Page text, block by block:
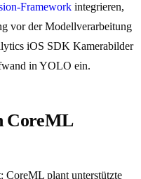
Framework integrieren,
vor der Modellverarbeitung
iOS SDK Kamerabilder
in YOLO ein.
CoreML
: CoreML plant unterstützte